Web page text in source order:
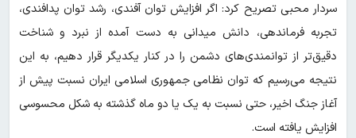
سردار محبی تصریح کرد: اگر افزایش توان آفندی، رشد توان پدافندی،
تجربه فرماندهی، دانش میدانی به دست آمده از نبرد و شناخت
دقیق‌تر از توانمندی‌های دشمن را در کنار یکدیگر قرار دهیم، به این
نتیجه می‌رسیم که توان نظامی جمهوری اسلامی ایران نسبت پیش از
آغاز جنگ اخیر، حتی نسبت به یک یا دو ماه گذشته به شکل محسوسی
افزایش یافته است.